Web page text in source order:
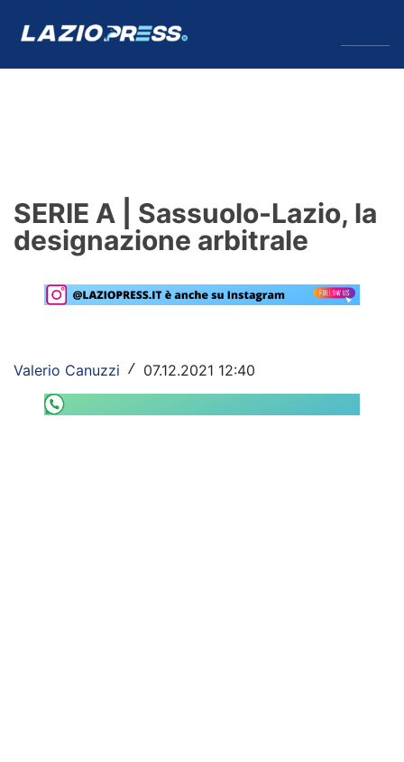
Formello
Primavera
Lazio Women
SERIE A | Sassuolo-Lazio, la
designazione arbitrale
Valerio Canuzzi / 07.12.2021 12:40